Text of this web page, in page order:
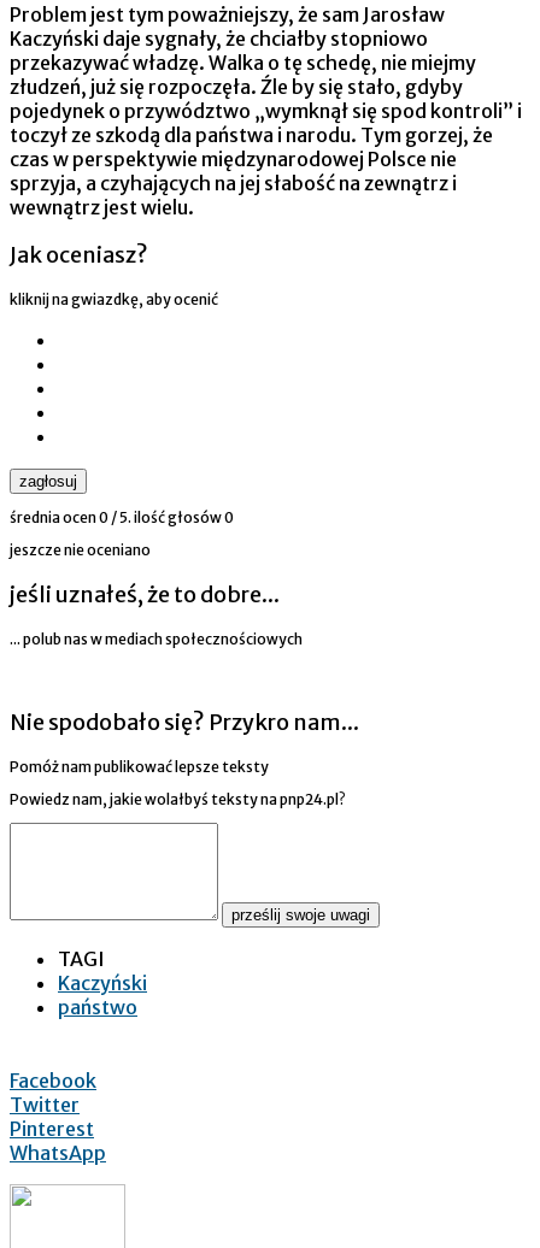
Problem jest tym poważniejszy, że sam Jarosław
Kaczyński daje sygnały, że chciałby stopniowo
przekazywać władzę. Walka o tę schedę, nie miejmy
złudzeń, już się rozpoczęła. Źle by się stało, gdyby
pojedynek o przywództwo „wymknął się spod kontroli” i
toczył ze szkodą dla państwa i narodu. Tym gorzej, że
czas w perspektywie międzynarodowej Polsce nie
sprzyja, a czyhających na jej słabość na zewnątrz i
wewnątrz jest wielu.
Jak oceniasz?
kliknij na gwiazdkę, aby ocenić
zagłosuj
średnia ocen0 / 5. ilość głosów0
jeszcze nie oceniano
jeśli uznałeś, że to dobre...
... polub nas w mediach społecznościowych
Nie spodobało się? Przykro nam...
Pomóż nam publikować lepsze teksty
Powiedz nam, jakie wolałbyś teksty na pnp24.pl?
prześlij swoje uwagi
TAGI
Kaczyński
państwo
Facebook
Twitter
Pinterest
WhatsApp